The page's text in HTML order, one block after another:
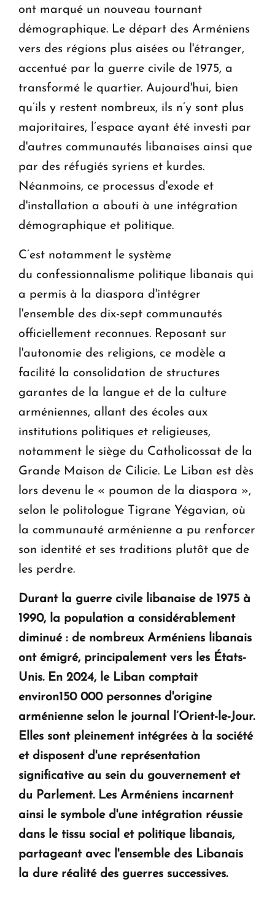
ont marqué un nouveau tournant
démographique. Le départ des Arméniens
vers des régions plus aisées ou l'étranger,
accentué par la guerre civile de 1975, a
transformé le quartier. Aujourd'hui, bien
qu’ils y restent nombreux, ils n’y sont plus
majoritaires, l’espace ayant été investi par
d'autres communautés libanaises ainsi que
par des réfugiés syriens et kurdes.
Néanmoins, ce processus d'exode et
d'installation a abouti à une intégration
démographique et politique.
C’est notamment le système
du confessionnalisme politique libanais qui
a permis à la diaspora d'intégrer
l'ensemble des dix-sept communautés
officiellement reconnues. Reposant sur
l'autonomie des religions, ce modèle a
facilité la consolidation de structures
garantes de la langue et de la culture
arméniennes, allant des écoles aux
institutions politiques et religieuses,
notamment le siège du Catholicossat de la
Grande Maison de Cilicie. Le Liban est dès
lors devenu le « poumon de la diaspora »,
selon le politologue Tigrane Yégavian, où
la communauté arménienne a pu renforcer
son identité et ses traditions plutôt que de
les perdre.
Durant la guerre civile libanaise de 1975 à
1990, la population a considérablement
diminué : de nombreux Arméniens libanais
ont émigré, principalement vers les États-
Unis. En 2024, le Liban comptait
environ150 000 personnes d'origine
arménienne selon le journal l’Orient-le-Jour.
Elles sont pleinement intégrées à la société
et disposent d'une représentation
significative au sein du gouvernement et
du Parlement. Les Arméniens incarnent
ainsi le symbole d'une intégration réussie
dans le tissu social et politique libanais,
partageant avec l'ensemble des Libanais
la dure réalité des guerres successives.